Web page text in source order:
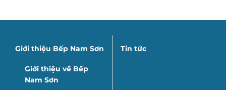
Giới thiệu Bếp Nam Sơn
Giới thiệu về Bếp
Nam Sơn
Tin tức